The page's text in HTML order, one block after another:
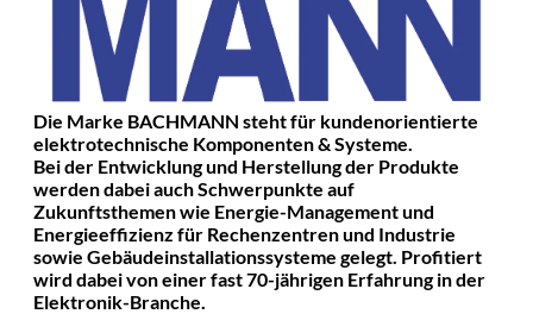
Die Marke BACHMANN steht für kundenorientierte
elektrotechnische Komponenten & Systeme.
Bei der Entwicklung und Herstellung der Produkte
werden dabei auch Schwerpunkte auf
Zukunftsthemen wie Energie-Management und
Energieeffizienz für Rechenzentren und Industrie
sowie Gebäudeinstallationssysteme gelegt. Profitiert
wird dabei von einer fast 70-jährigen Erfahrung in der
Elektronik-Branche.